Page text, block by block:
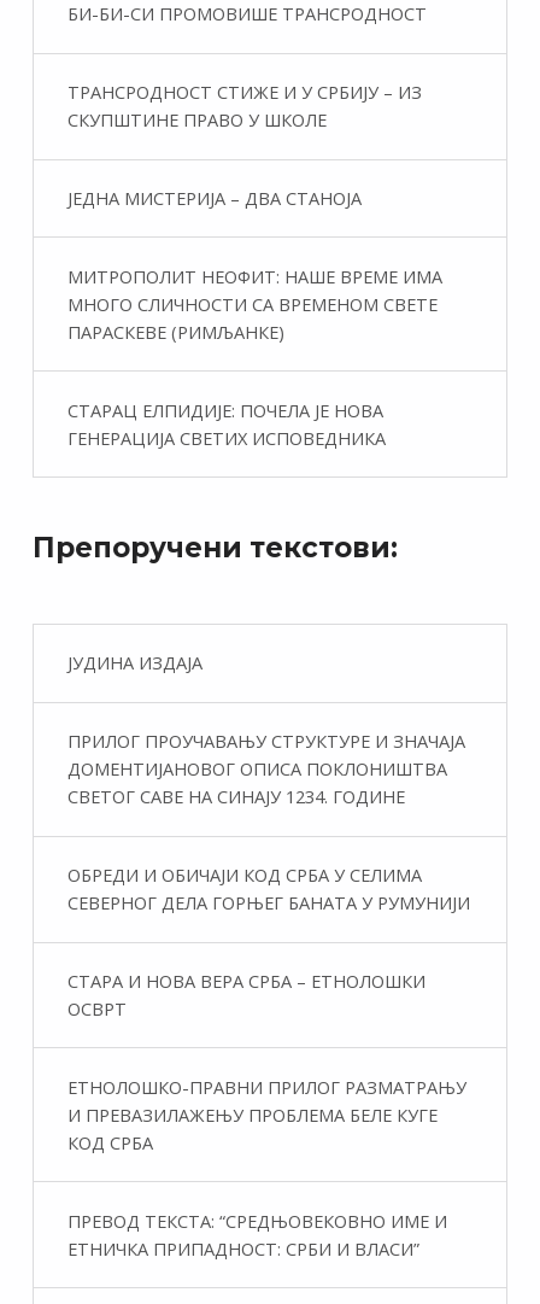
БИ-БИ-СИ ПРОМОВИШЕ ТРАНСРОДНОСТ
ТРАНСРОДНОСТ СТИЖЕ И У СРБИЈУ – ИЗ
СКУПШТИНЕ ПРАВО У ШКОЛЕ
ЈЕДНА МИСТЕРИЈА – ДВА СТАНОЈА
МИТРОПОЛИТ НЕОФИТ: НАШЕ ВРЕМЕ ИМА
МНОГО СЛИЧНОСТИ СА ВРЕМЕНОМ СВЕТЕ
ПАРАСКЕВЕ (РИМЉАНКЕ)
СТАРАЦ ЕЛПИДИЈЕ: ПОЧЕЛА ЈЕ НОВА
ГЕНЕРАЦИЈА СВЕТИХ ИСПОВЕДНИКА
Препоручени текстови:
ЈУДИНА ИЗДАЈА
ПРИЛОГ ПРОУЧАВАЊУ СТРУКТУРЕ И ЗНАЧАЈА
ДОМЕНТИЈАНОВОГ ОПИСА ПОКЛОНИШТВА
СВЕТОГ САВЕ НА СИНАЈУ 1234. ГОДИНЕ
ОБРЕДИ И ОБИЧАЈИ КОД СРБА У СЕЛИМА
СЕВЕРНОГ ДЕЛА ГОРЊЕГ БАНАТА У РУМУНИЈИ
СТАРА И НОВА ВЕРА СРБА – ЕТНОЛОШКИ
ОСВРТ
ЕТНОЛОШКО-ПРАВНИ ПРИЛОГ РАЗМАТРАЊУ
И ПРЕВАЗИЛАЖЕЊУ ПРОБЛЕМА БЕЛЕ КУГЕ
КОД СРБА
ПРЕВОД ТЕКСТА: “СРЕДЊОВЕКОВНО ИМЕ И
ЕТНИЧКА ПРИПАДНОСТ: СРБИ И ВЛАСИ”